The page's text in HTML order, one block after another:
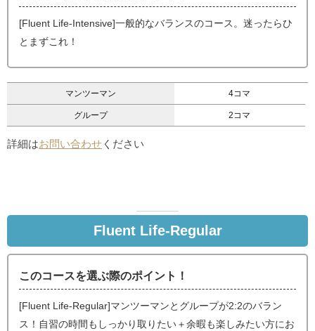
[Fluent Life-Intensive]一般的なバランスのコース。迷ったらひ
とまずこれ！
マンツーマン 4コマ
グループ 2コマ
詳細はお問い合わせ ください
Fluent Life-Regular
このコースを選ぶ際のポイント！
[Fluent Life-Regular]マンツーマンとグループが2:2のバラン
ス！自習の時間もしっかり取りたい＋余暇も楽しみたい方にお